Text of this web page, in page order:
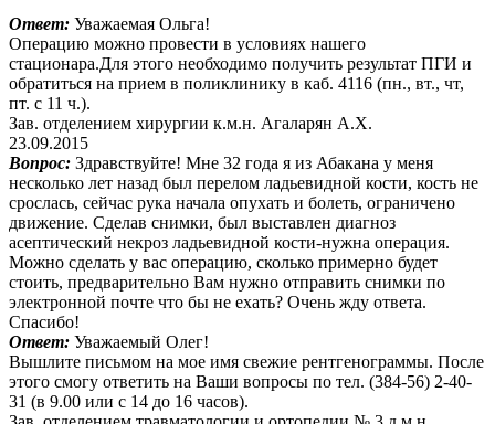
Ответ: Уважаемая Ольга!
Операцию можно провести в условиях нашего
стационара.Для этого необходимо получить результат ПГИ и
обратиться на прием в поликлинику в каб. 4116 (пн., вт., чт,
пт. с 11 ч.).
Зав. отделением хирургии к.м.н. Агаларян А.Х.
23.09.2015
Вопрос: Здравствуйте! Мне 32 года я из Абакана у меня
несколько лет назад был перелом ладьевидной кости, кость не
срослась, сейчас рука начала опухать и болеть, ограничено
движение. Сделав снимки, был выставлен диагноз
асептический некроз ладьевидной кости-нужна операция.
Можно сделать у вас операцию, сколько примерно будет
стоить, предварительно Вам нужно отправить снимки по
электронной почте что бы не ехать? Очень жду ответа.
Спасибо!
Ответ: Уважаемый Олег!
Вышлите письмом на мое имя свежие рентгенограммы. После
этого смогу ответить на Ваши вопросы по тел. (384-56) 2-40-
31 (в 9.00 или с 14 до 16 часов).